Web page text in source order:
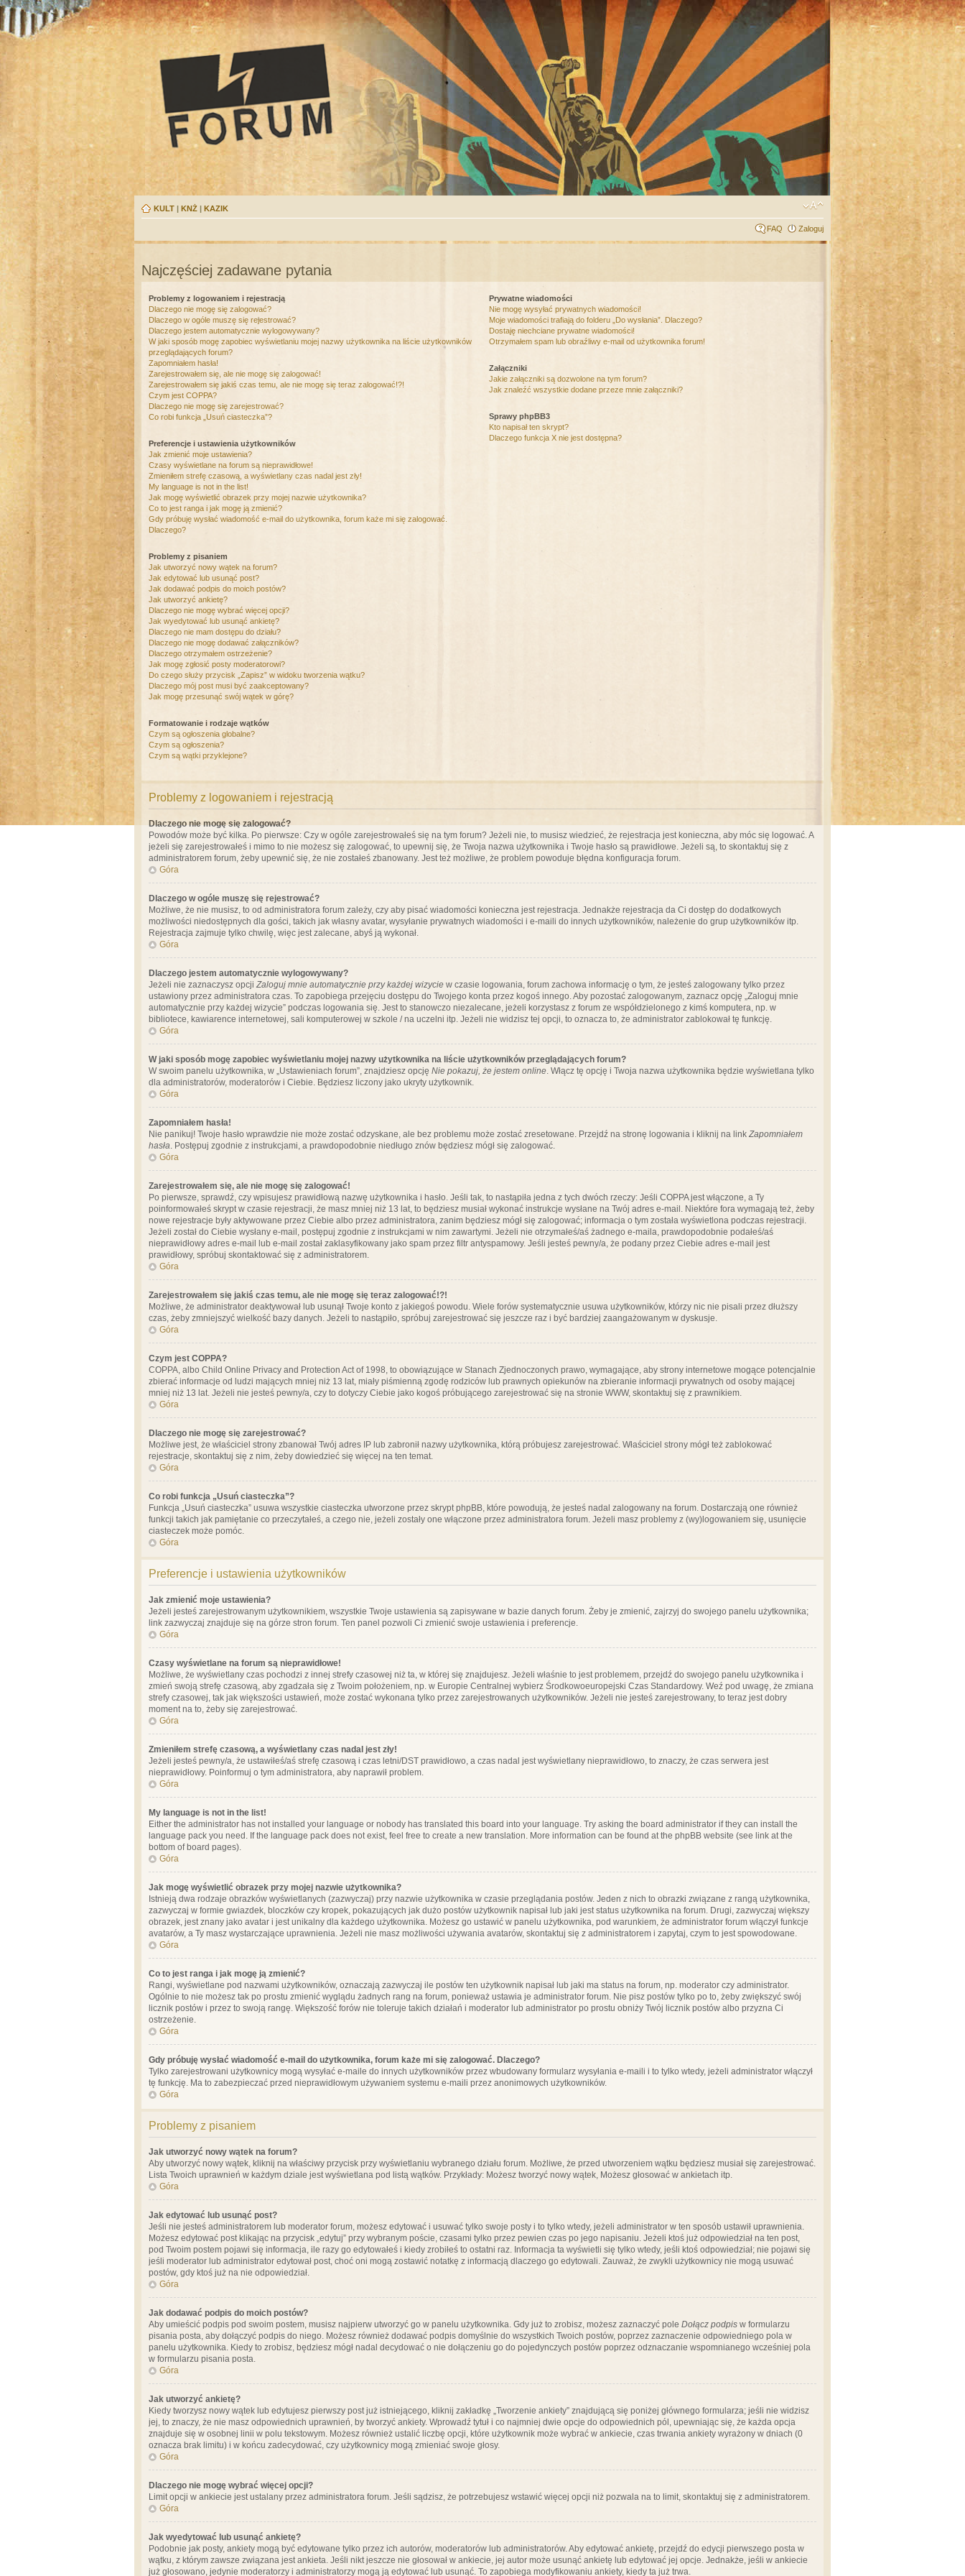
KULT | KNŻ | KAZIK
FAQ Zaloguj
Najczęściej zadawane pytania
Problemy z logowaniem i rejestracją
Dlaczego nie mogę się zalogować?
Dlaczego w ogóle muszę się rejestrować?
Dlaczego jestem automatycznie wylogowywany?
W jaki sposób mogę zapobiec wyświetlaniu mojej nazwy użytkownika na liście użytkowników
przeglądających forum?
Zapomniałem hasła!
Zarejestrowałem się, ale nie mogę się zalogować!
Zarejestrowałem się jakiś czas temu, ale nie mogę się teraz zalogować!?!
Czym jest COPPA?
Dlaczego nie mogę się zarejestrować?
Co robi funkcja „Usuń ciasteczka”?
Preferencje i ustawienia użytkowników
Jak zmienić moje ustawienia?
Czasy wyświetlane na forum są nieprawidłowe!
Zmieniłem strefę czasową, a wyświetlany czas nadal jest zły!
My language is not in the list!
Jak mogę wyświetlić obrazek przy mojej nazwie użytkownika?
Co to jest ranga i jak mogę ją zmienić?
Gdy próbuję wysłać wiadomość e-mail do użytkownika, forum każe mi się zalogować.
Dlaczego?
Problemy z pisaniem
Jak utworzyć nowy wątek na forum?
Jak edytować lub usunąć post?
Jak dodawać podpis do moich postów?
Jak utworzyć ankietę?
Dlaczego nie mogę wybrać więcej opcji?
Jak wyedytować lub usunąć ankietę?
Dlaczego nie mam dostępu do działu?
Dlaczego nie mogę dodawać załączników?
Dlaczego otrzymałem ostrzeżenie?
Jak mogę zgłosić posty moderatorowi?
Do czego służy przycisk „Zapisz” w widoku tworzenia wątku?
Dlaczego mój post musi być zaakceptowany?
Jak mogę przesunąć swój wątek w górę?
Formatowanie i rodzaje wątków
Czym są ogłoszenia globalne?
Czym są ogłoszenia?
Czym są wątki przyklejone?
Prywatne wiadomości
Nie mogę wysyłać prywatnych wiadomości!
Moje wiadomości trafiają do folderu „Do wysłania”. Dlaczego?
Dostaję niechciane prywatne wiadomości!
Otrzymałem spam lub obraźliwy e-mail od użytkownika forum!
Załączniki
Jakie załączniki są dozwolone na tym forum?
Jak znaleźć wszystkie dodane przeze mnie załączniki?
Sprawy phpBB3
Kto napisał ten skrypt?
Dlaczego funkcja X nie jest dostępna?
Problemy z logowaniem i rejestracją
Dlaczego nie mogę się zalogować?
Powodów może być kilka. Po pierwsze: Czy w ogóle zarejestrowałeś się na tym forum? Jeżeli nie, to musisz wiedzieć, że rejestracja jest konieczna, aby móc się logować. A
jeżeli się zarejestrowałeś i mimo to nie możesz się zalogować, to upewnij się, że Twoja nazwa użytkownika i Twoje hasło są prawidłowe. Jeżeli są, to skontaktuj się z
administratorem forum, żeby upewnić się, że nie zostałeś zbanowany. Jest też możliwe, że problem powoduje błędna konfiguracja forum.
Góra
Dlaczego w ogóle muszę się rejestrować?
Możliwe, że nie musisz, to od administratora forum zależy, czy aby pisać wiadomości konieczna jest rejestracja. Jednakże rejestracja da Ci dostęp do dodatkowych
możliwości niedostępnych dla gości, takich jak własny avatar, wysyłanie prywatnych wiadomości i e-maili do innych użytkowników, należenie do grup użytkowników itp.
Rejestracja zajmuje tylko chwilę, więc jest zalecane, abyś ją wykonał.
Góra
Dlaczego jestem automatycznie wylogowywany?
Jeżeli nie zaznaczysz opcji Zaloguj mnie automatycznie przy każdej wizycie w czasie logowania, forum zachowa informację o tym, że jesteś zalogowany tylko przez
ustawiony przez administratora czas. To zapobiega przejęciu dostępu do Twojego konta przez kogoś innego. Aby pozostać zalogowanym, zaznacz opcję „Zaloguj mnie
automatycznie przy każdej wizycie” podczas logowania się. Jest to stanowczo niezalecane, jeżeli korzystasz z forum ze współdzielonego z kimś komputera, np. w
bibliotece, kawiarence internetowej, sali komputerowej w szkole / na uczelni itp. Jeżeli nie widzisz tej opcji, to oznacza to, że administrator zablokował tę funkcję.
Góra
W jaki sposób mogę zapobiec wyświetlaniu mojej nazwy użytkownika na liście użytkowników przeglądających forum?
W swoim panelu użytkownika, w „Ustawieniach forum”, znajdziesz opcję Nie pokazuj, że jestem online. Włącz tę opcję i Twoja nazwa użytkownika będzie wyświetlana tylko
dla administratorów, moderatorów i Ciebie. Będziesz liczony jako ukryty użytkownik.
Góra
Zapomniałem hasła!
Nie panikuj! Twoje hasło wprawdzie nie może zostać odzyskane, ale bez problemu może zostać zresetowane. Przejdź na stronę logowania i kliknij na link Zapomniałem
hasła. Postępuj zgodnie z instrukcjami, a prawdopodobnie niedługo znów będziesz mógł się zalogować.
Góra
Zarejestrowałem się, ale nie mogę się zalogować!
Po pierwsze, sprawdź, czy wpisujesz prawidłową nazwę użytkownika i hasło. Jeśli tak, to nastąpiła jedna z tych dwóch rzeczy: Jeśli COPPA jest włączone, a Ty
poinformowałeś skrypt w czasie rejestracji, że masz mniej niż 13 lat, to będziesz musiał wykonać instrukcje wysłane na Twój adres e-mail. Niektóre fora wymagają też, żeby
nowe rejestracje były aktywowane przez Ciebie albo przez administratora, zanim będziesz mógł się zalogować; informacja o tym została wyświetlona podczas rejestracji.
Jeżeli został do Ciebie wysłany e-mail, postępuj zgodnie z instrukcjami w nim zawartymi. Jeżeli nie otrzymałeś/aś żadnego e-maila, prawdopodobnie podałeś/aś
nieprawidłowy adres e-mail lub e-mail został zaklasyfikowany jako spam przez filtr antyspamowy. Jeśli jesteś pewny/a, że podany przez Ciebie adres e-mail jest
prawidłowy, spróbuj skontaktować się z administratorem.
Góra
Zarejestrowałem się jakiś czas temu, ale nie mogę się teraz zalogować!?!
Możliwe, że administrator deaktywował lub usunął Twoje konto z jakiegoś powodu. Wiele forów systematycznie usuwa użytkowników, którzy nic nie pisali przez dłuższy
czas, żeby zmniejszyć wielkość bazy danych. Jeżeli to nastąpiło, spróbuj zarejestrować się jeszcze raz i być bardziej zaangażowanym w dyskusje.
Góra
Czym jest COPPA?
COPPA, albo Child Online Privacy and Protection Act of 1998, to obowiązujące w Stanach Zjednoczonych prawo, wymagające, aby strony internetowe mogące potencjalnie
zbierać informacje od ludzi mających mniej niż 13 lat, miały piśmienną zgodę rodziców lub prawnych opiekunów na zbieranie informacji prywatnych od osoby mającej
mniej niż 13 lat. Jeżeli nie jesteś pewny/a, czy to dotyczy Ciebie jako kogoś próbującego zarejestrować się na stronie WWW, skontaktuj się z prawnikiem.
Góra
Dlaczego nie mogę się zarejestrować?
Możliwe jest, że właściciel strony zbanował Twój adres IP lub zabronił nazwy użytkownika, którą próbujesz zarejestrować. Właściciel strony mógł też zablokować
rejestracje, skontaktuj się z nim, żeby dowiedzieć się więcej na ten temat.
Góra
Co robi funkcja „Usuń ciasteczka”?
Funkcja „Usuń ciasteczka” usuwa wszystkie ciasteczka utworzone przez skrypt phpBB, które powodują, że jesteś nadal zalogowany na forum. Dostarczają one również
funkcji takich jak pamiętanie co przeczytałeś, a czego nie, jeżeli zostały one włączone przez administratora forum. Jeżeli masz problemy z (wy)logowaniem się, usunięcie
ciasteczek może pomóc.
Góra
Preferencje i ustawienia użytkowników
Jak zmienić moje ustawienia?
Jeżeli jesteś zarejestrowanym użytkownikiem, wszystkie Twoje ustawienia są zapisywane w bazie danych forum. Żeby je zmienić, zajrzyj do swojego panelu użytkownika;
link zazwyczaj znajduje się na górze stron forum. Ten panel pozwoli Ci zmienić swoje ustawienia i preferencje.
Góra
Czasy wyświetlane na forum są nieprawidłowe!
Możliwe, że wyświetlany czas pochodzi z innej strefy czasowej niż ta, w której się znajdujesz. Jeżeli właśnie to jest problemem, przejdź do swojego panelu użytkownika i
zmień swoją strefę czasową, aby zgadzała się z Twoim położeniem, np. w Europie Centralnej wybierz Środkowoeuropejski Czas Standardowy. Weź pod uwagę, że zmiana
strefy czasowej, tak jak większości ustawień, może zostać wykonana tylko przez zarejestrowanych użytkowników. Jeżeli nie jesteś zarejestrowany, to teraz jest dobry
moment na to, żeby się zarejestrować.
Góra
Zmieniłem strefę czasową, a wyświetlany czas nadal jest zły!
Jeżeli jesteś pewny/a, że ustawiłeś/aś strefę czasową i czas letni/DST prawidłowo, a czas nadal jest wyświetlany nieprawidłowo, to znaczy, że czas serwera jest
nieprawidłowy. Poinformuj o tym administratora, aby naprawił problem.
Góra
My language is not in the list!
Either the administrator has not installed your language or nobody has translated this board into your language. Try asking the board administrator if they can install the
language pack you need. If the language pack does not exist, feel free to create a new translation. More information can be found at the phpBB website (see link at the
bottom of board pages).
Góra
Jak mogę wyświetlić obrazek przy mojej nazwie użytkownika?
Istnieją dwa rodzaje obrazków wyświetlanych (zazwyczaj) przy nazwie użytkownika w czasie przeglądania postów. Jeden z nich to obrazki związane z rangą użytkownika,
zazwyczaj w formie gwiazdek, bloczków czy kropek, pokazujących jak dużo postów użytkownik napisał lub jaki jest status użytkownika na forum. Drugi, zazwyczaj większy
obrazek, jest znany jako avatar i jest unikalny dla każdego użytkownika. Możesz go ustawić w panelu użytkownika, pod warunkiem, że administrator forum włączył funkcje
avatarów, a Ty masz wystarczające uprawnienia. Jeżeli nie masz możliwości używania avatarów, skontaktuj się z administratorem i zapytaj, czym to jest spowodowane.
Góra
Co to jest ranga i jak mogę ją zmienić?
Rangi, wyświetlane pod nazwami użytkowników, oznaczają zazwyczaj ile postów ten użytkownik napisał lub jaki ma status na forum, np. moderator czy administrator.
Ogólnie to nie możesz tak po prostu zmienić wyglądu żadnych rang na forum, ponieważ ustawia je administrator forum. Nie pisz postów tylko po to, żeby zwiększyć swój
licznik postów i przez to swoją rangę. Większość forów nie toleruje takich działań i moderator lub administrator po prostu obniży Twój licznik postów albo przyzna Ci
ostrzeżenie.
Góra
Gdy próbuję wysłać wiadomość e-mail do użytkownika, forum każe mi się zalogować. Dlaczego?
Tylko zarejestrowani użytkownicy mogą wysyłać e-maile do innych użytkowników przez wbudowany formularz wysyłania e-maili i to tylko wtedy, jeżeli administrator włączył
tę funkcję. Ma to zabezpieczać przed nieprawidłowym używaniem systemu e-maili przez anonimowych użytkowników.
Góra
Problemy z pisaniem
Jak utworzyć nowy wątek na forum?
Aby utworzyć nowy wątek, kliknij na właściwy przycisk przy wyświetlaniu wybranego działu forum. Możliwe, że przed utworzeniem wątku będziesz musiał się zarejestrować.
Lista Twoich uprawnień w każdym dziale jest wyświetlana pod listą wątków. Przykłady: Możesz tworzyć nowy wątek, Możesz głosować w ankietach itp.
Góra
Jak edytować lub usunąć post?
Jeśli nie jesteś administratorem lub moderator forum, możesz edytować i usuwać tylko swoje posty i to tylko wtedy, jeżeli administrator w ten sposób ustawił uprawnienia.
Możesz edytować post klikając na przycisk „edytuj” przy wybranym poście, czasami tylko przez pewien czas po jego napisaniu. Jeżeli ktoś już odpowiedział na ten post,
pod Twoim postem pojawi się informacja, ile razy go edytowałeś i kiedy zrobiłeś to ostatni raz. Informacja ta wyświetli się tylko wtedy, jeśli ktoś odpowiedział; nie pojawi się
jeśli moderator lub administrator edytował post, choć oni mogą zostawić notatkę z informacją dlaczego go edytowali. Zauważ, że zwykli użytkownicy nie mogą usuwać
postów, gdy ktoś już na nie odpowiedział.
Góra
Jak dodawać podpis do moich postów?
Aby umieścić podpis pod swoim postem, musisz najpierw utworzyć go w panelu użytkownika. Gdy już to zrobisz, możesz zaznaczyć pole Dołącz podpis w formularzu
pisania posta, aby dołączyć podpis do niego. Możesz również dodawać podpis domyślnie do wszystkich Twoich postów, poprzez zaznaczenie odpowiedniego pola w
panelu użytkownika. Kiedy to zrobisz, będziesz mógł nadal decydować o nie dołączeniu go do pojedynczych postów poprzez odznaczanie wspomnianego wcześniej pola
w formularzu pisania posta.
Góra
Jak utworzyć ankietę?
Kiedy tworzysz nowy wątek lub edytujesz pierwszy post już istniejącego, kliknij zakładkę „Tworzenie ankiety” znajdującą się poniżej głównego formularza; jeśli nie widzisz
jej, to znaczy, że nie masz odpowiednich uprawnień, by tworzyć ankiety. Wprowadź tytuł i co najmniej dwie opcje do odpowiednich pól, upewniając się, że każda opcja
znajduje się w osobnej linii w polu tekstowym. Możesz również ustalić liczbę opcji, które użytkownik może wybrać w ankiecie, czas trwania ankiety wyrażony w dniach (0
oznacza brak limitu) i w końcu zadecydować, czy użytkownicy mogą zmieniać swoje głosy.
Góra
Dlaczego nie mogę wybrać więcej opcji?
Limit opcji w ankiecie jest ustalany przez administratora forum. Jeśli sądzisz, że potrzebujesz wstawić więcej opcji niż pozwala na to limit, skontaktuj się z administratorem.
Góra
Jak wyedytować lub usunąć ankietę?
Podobnie jak posty, ankiety mogą być edytowane tylko przez ich autorów, moderatorów lub administratorów. Aby edytować ankietę, przejdź do edycji pierwszego posta w
wątku, z którym zawsze związana jest ankieta. Jeśli nikt jeszcze nie głosował w ankiecie, jej autor może usunąć ankietę lub edytować jej opcje. Jednakże, jeśli w ankiecie
już głosowano, jedynie moderatorzy i administratorzy mogą ją edytować lub usunąć. To zapobiega modyfikowaniu ankiety, kiedy ta już trwa.